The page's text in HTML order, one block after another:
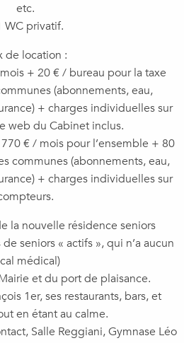
etc.
WC privatif.
de location :
+ 20 € / bureau pour la taxe
(abonnements, eau,
+ charges individuelles sur
web du Cabinet inclus.
€ / mois pour l’ensemble + 80
communes (abonnements, eau,
+ charges individuelles sur
la nouvelle résidence seniors
seniors « actifs », qui n’a aucun
médical)
et du port de plaisance.
1er, ses restaurants, bars, et
en étant au calme.
Salle Reggiani, Gymnase Léo